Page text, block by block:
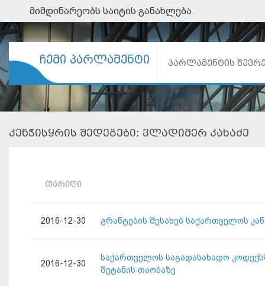
მიმდინარეობს საიტის განახლება.
ᲩᲔᲛᲘ ᲞᲐᲠᲚᲐᲛᲔᲜᲢᲘ ᲞᲐᲠᲚᲐᲛᲔᲜᲢᲘᲡ
ᲙᲔᲜᲭᲘᲡᲧᲠᲘᲡ ᲨᲔᲓᲔᲒᲔᲑᲘ: ᲕᲚᲐᲓᲘᲛᲔᲠ ᲙᲐᲮᲐᲫᲔ
ᲗᲐᲠᲘᲦᲘ
2016-12-30 გრანტების შესახებ საქართველოს
2016-12-30
საქართველოს საგადასახადო
შეტანის თაობაზე